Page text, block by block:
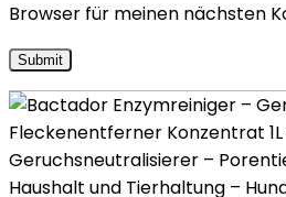
Browser für meinen nächsten